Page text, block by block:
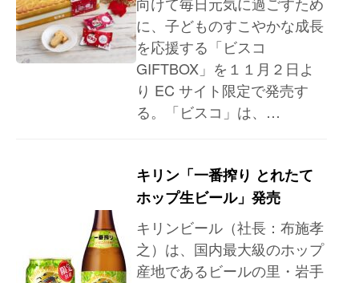
に、子どものすこやかな成長
を応援する「ビスコ
GIFTBOX」を１１月２日よ
り EC サイト限定で発売す
る。「ビスコ」は、…
キリン「一番搾り とれたて
ホップ生ビール」発売
キリンビール（社長：布施孝
之）は、国内最大級のホップ
産地であるビールの里・岩手